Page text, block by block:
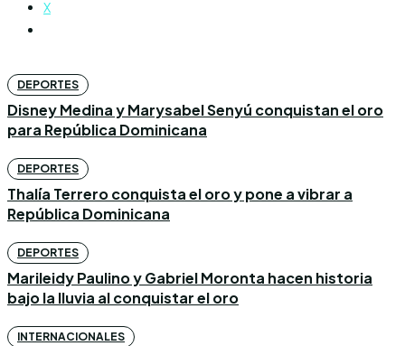
X
DEPORTES
Disney Medina y Marysabel Senyú conquistan el oro
para República Dominicana
DEPORTES
Thalía Terrero conquista el oro y pone a vibrar a
República Dominicana
DEPORTES
Marileidy Paulino y Gabriel Moronta hacen historia
bajo la lluvia al conquistar el oro
INTERNACIONALES